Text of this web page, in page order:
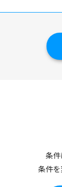
条件
条件を